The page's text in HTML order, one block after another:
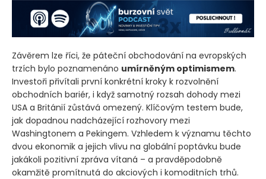
Závěrem lze říci, že páteční obchodování na evropských
trzích bylo poznamenáno umírněným optimismem.
Investoři přivítali první konkrétní kroky k rozvolnění
obchodních bariér, i když samotný rozsah dohody mezi
USA a Británií zůstává omezený. Klíčovým testem bude,
jak dopadnou nadcházející rozhovory mezi
Washingtonem a Pekingem. Vzhledem k významu těchto
dvou ekonomik a jejich vlivu na globální poptávku bude
jakákoli pozitivní zpráva vítaná – a pravděpodobně
okamžitě promítnutá do akciových i komoditních trhů.